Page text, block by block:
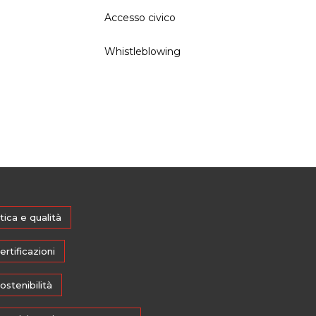
Accesso civico
Whistleblowing
e qualità